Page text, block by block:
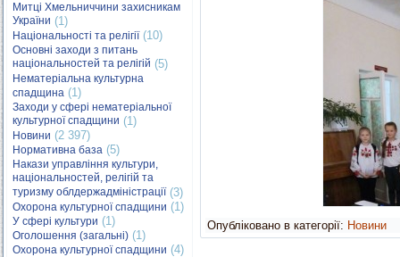
Митці Хмельниччини захисникам
України (1)
Національності та релігії(10)
Основні заходи з питань
національностей та релігій (5)
Нематеріальна культурна
спадщина (1)
Заходи у сфері нематеріальної
культурної спадщини (1)
Новини (2 397)
Нормативна база (5)
Накази управління культури,
національностей, релігій та
туризму облдержадміністрації(3)
Охорона культурної спадщини (1)
У сфері культури (1)
Оголошення (загальні) (1)
Охорона культурної спадщини (4)
Опубліковано в категорії: Новини